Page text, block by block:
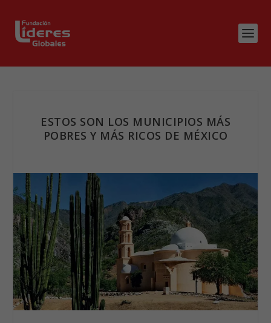
ESTOS SON LOS MUNICIPIOS MÁS
POBRES Y MÁS RICOS DE MÉXICO